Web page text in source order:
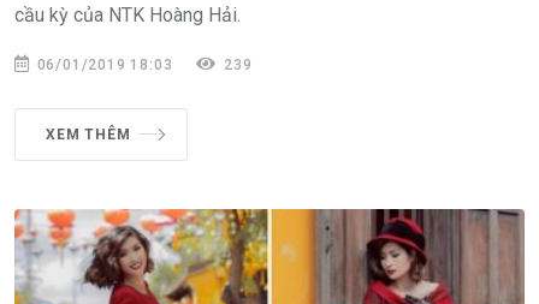
cầu kỳ của NTK Hoàng Hải.
06/01/2019 18:03 239
XEM THÊM